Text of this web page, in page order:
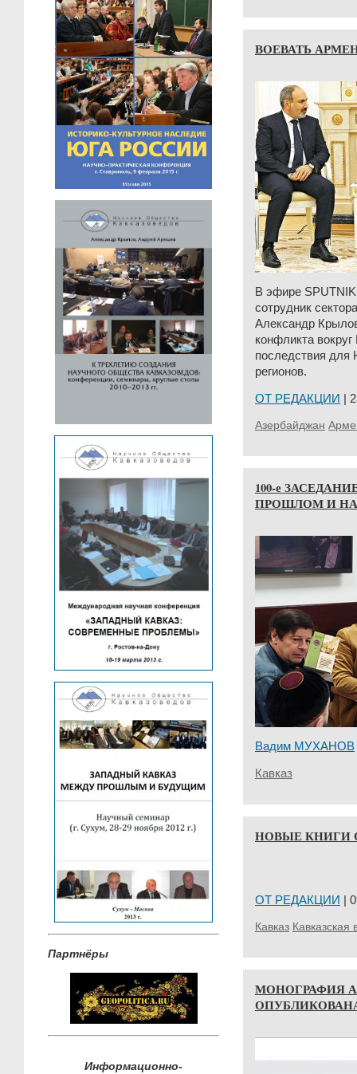
Партнёры
Информационно-
ВОЕВАТЬ
В эфире
сотрудник
Александр
конфликта
последствия для
регионов.
ОТ РЕДАКЦИИ |
Азербайджан
100-е
ПРОШЛОМ И
Вадим МУХАНОВ
Кавказ
НОВЫЕ КНИГИ
ОТ РЕДАКЦИИ |
Кавказ Кавказская
МОНОГРАФИЯ